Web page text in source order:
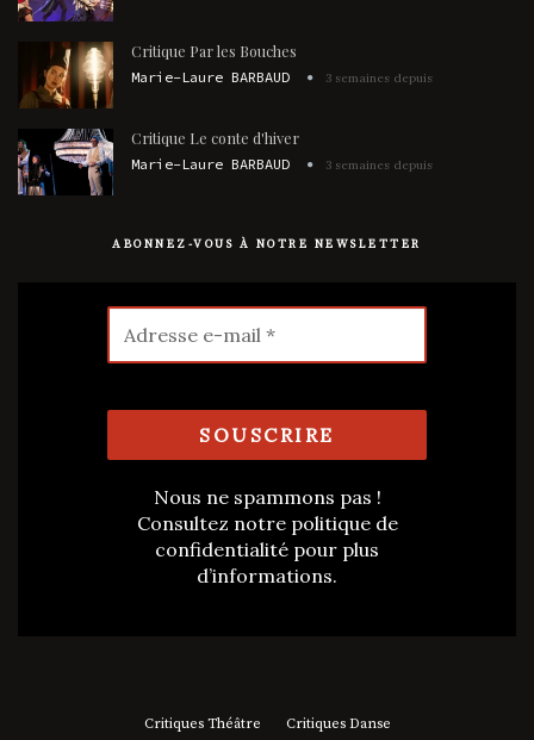
Critique Par les Bouches
Marie-Laure BARBAUD 3 semaines depuis
Critique Le conte d'hiver
Marie-Laure BARBAUD 3 semaines depuis
ABONNEZ-VOUS À NOTRE NEWSLETTER
Nous ne spammons pas !
Consultez notre politique de
confidentialité pour plus
d’informations.
Critiques Théâtre Critiques Danse